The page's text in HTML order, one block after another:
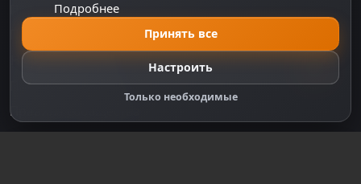
Правила оплаты
Настройки cookie
Правообладателям
Правила сообщества
Подробнее
Принять все
Настроить
Только необходимые